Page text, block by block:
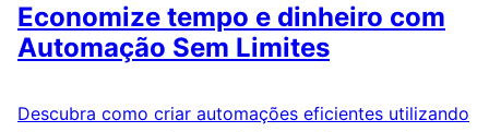
Economize tempo e dinheiro com
Automação Sem Limites
Descubra como criar automações eficientes utilizando